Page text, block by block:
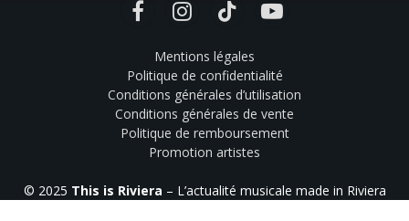
FacebookInstagramTikTok YouTube
Mentions légales
Politique de confidentialité
Conditions générales d’utilisation
Conditions générales de vente
Politique de remboursement
Promotion artistes
© 2025 This is Riviera – L’actualité musicale made in Riviera